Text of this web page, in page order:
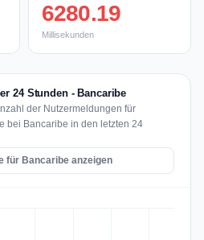
6280.19
Millisekunden
24 Stunden - Bancaribe
der Nutzermeldungen für
bei Bancaribe in den letzten 24
für Bancaribe anzeigen